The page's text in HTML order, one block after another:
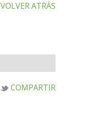
VOLVER ATRÁS
COMPARTIR